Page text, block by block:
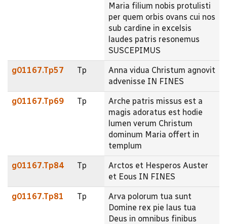
Maria filium nobis protulisti
per quem orbis ovans cui nos
sub cardine in excelsis
laudes patris resonemus
SUSCEPIMUS
g01167.Tp57 Tp
Anna vidua Christum agnovit
advenisse IN FINES
g01167.Tp69 Tp
Arche patris missus est a
magis adoratus est hodie
lumen verum Christum
dominum Maria offert in
templum
g01167.Tp84 Tp
Arctos et Hesperos Auster
et Eous IN FINES
g01167.Tp81 Tp
Arva polorum tua sunt
Domine rex pie laus tua
Deus in omnibus finibus